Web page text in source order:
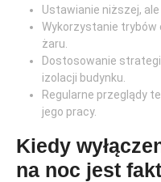
Ustawianie niższej,
Wykorzystanie trybów
żaru.
Dostosowanie
izolacji budynku.
Regularne przeglądy
jego pracy.
Kiedy
na noc jest